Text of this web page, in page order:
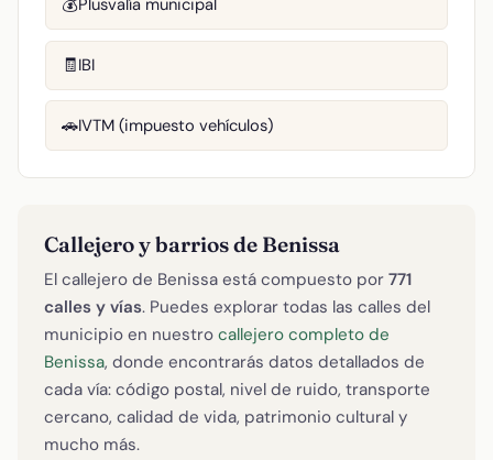
💰
🧾IBI
🚗IVTM (impuesto vehículos)
Callejero y barrios de Benissa
El callejero de Benissa está compuesto por 771
calles y vías. Puedes explorar todas las calles del
municipio en nuestro callejero completo de
Benissa, donde encontrarás datos detallados de
cada vía: código postal, nivel de ruido, transporte
cercano, calidad de vida, patrimonio cultural y
mucho más.